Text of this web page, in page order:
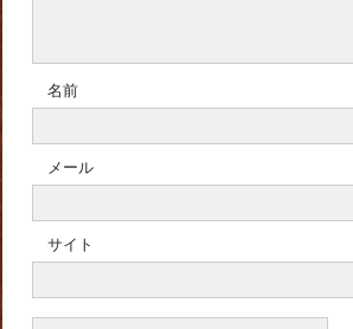
名前
メール
サイト